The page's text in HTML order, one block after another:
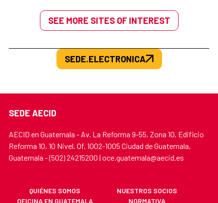
SEE MORE SITES OF INTEREST
SEDE.ELECTRONICA
SEDE AECID
AECID en Guatemala - Av. La Reforma 9-55, Zona 10, Edificio
Reforma 10, 10 Nivel. Of. 1002-1005 Ciudad de Guatemala,
Guatemala - (502) 24215200 | oce.guatemala@aecid.es
QUIÉNES SOMOS
NUESTROS SOCIOS
OFICINA EN GUATEMALA
NORMATIVA